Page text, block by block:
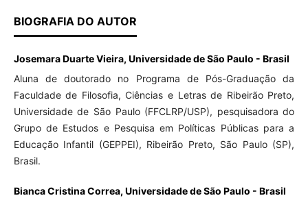
BIOGRAFIA DO AUTOR
Josemara Duarte Vieira, Universidade de São Paulo - Brasil
Aluna de doutorado no Programa de Pós-Graduação da
Faculdade de Filosofia, Ciências e Letras de Ribeirão Preto,
Universidade de São Paulo (FFCLRP/USP), pesquisadora do
Grupo de Estudos e Pesquisa em Políticas Públicas para a
Educação Infantil (GEPPEI), Ribeirão Preto, São Paulo (SP),
Brasil.
Bianca Cristina Correa, Universidade de São Paulo - Brasil